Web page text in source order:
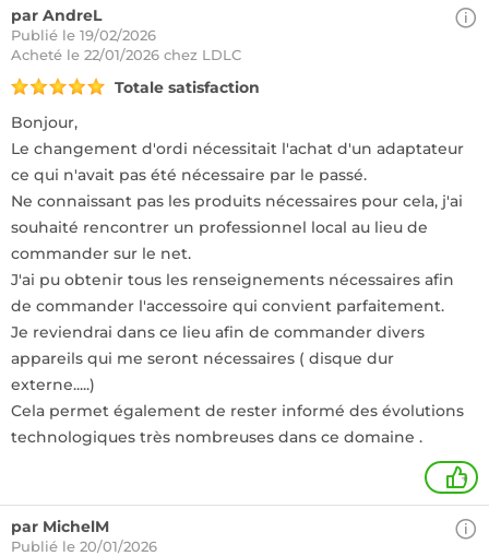
par AndreL
Publié le 19/02/2026
Acheté le 22/01/2026 chez LDLC
Totale satisfaction
Bonjour,
Le changement d'ordi nécessitait l'achat d'un adaptateur
ce qui n'avait pas été nécessaire par le passé.
Ne connaissant pas les produits nécessaires pour cela, j'ai
souhaité rencontrer un professionnel local au lieu de
commander sur le net.
J'ai pu obtenir tous les renseignements nécessaires afin
de commander l'accessoire qui convient parfaitement.
Je reviendrai dans ce lieu afin de commander divers
appareils qui me seront nécessaires ( disque dur
externe.....)
Cela permet également de rester informé des évolutions
technologiques très nombreuses dans ce domaine .
+
par MichelM
Publié le 20/01/2026